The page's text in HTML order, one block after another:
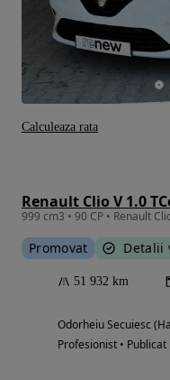
Renault Clio V 1.0
999 cm3 • 90 CP • Renault
Promovat Detalii
51 932 km
Odorheiu Secuiesc
Profesionist • Publicat
Calculeaza rata